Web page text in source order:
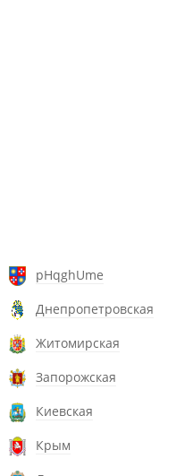
pHqghUme
Днепропетровская
Житомирская
Запорожская
Киевская
Крым